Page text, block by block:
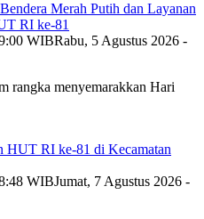
Merah Putih dan Layanan
RI ke-81
WIBRabu, 5 Agustus 2026 -
menyemarakkan Hari
HUT RI ke-81 di Kecamatan
WIBJumat, 7 Agustus 2026 -